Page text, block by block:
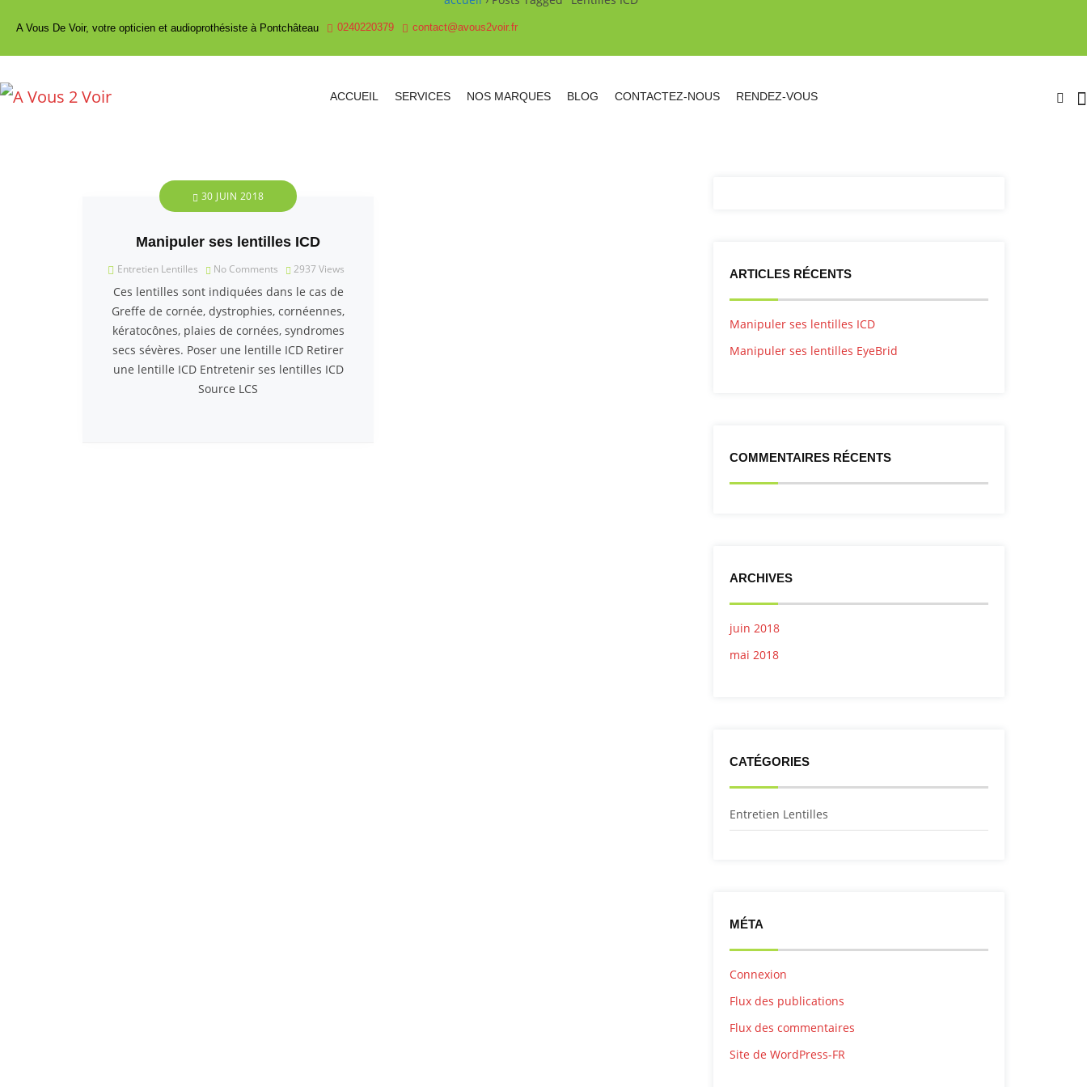
A Vous De Voir, votre opticien et audioprothésiste à Pontchâteau 0240220379 contact@avous2voir.fr
ACCUEIL SERVICES NOS MARQUES BLOG CONTACTEZ-NOUS RENDEZ-VOUS
30 JUIN 2018
Manipuler ses lentilles ICD
Entretien Lentilles No Comments 2937 Views
Ces lentilles sont indiquées dans le cas de
Greffe de cornée, dystrophies, cornéennes,
kératocônes, plaies de cornées, syndromes
secs sévères. Poser une lentille ICD Retirer
une lentille ICD Entretenir ses lentilles ICD
Source LCS
ARTICLES RÉCENTS
Manipuler ses lentilles ICD
Manipuler ses lentilles EyeBrid
COMMENTAIRES RÉCENTS
ARCHIVES
juin 2018
mai 2018
CATÉGORIES
Entretien Lentilles
MÉTA
Connexion
Flux des publications
Flux des commentaires
Site de WordPress-FR